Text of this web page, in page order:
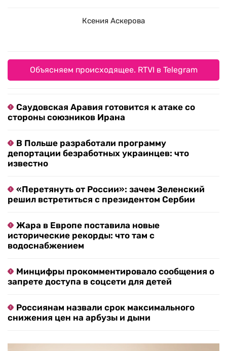
Ксения Аскерова
Объясняем происходящее. RTVI в Telegram
Саудовская Аравия готовится к атаке со
стороны союзников Ирана
В Польше разработали программу
депортации безработных украинцев: что
известно
«Перетянуть от России»: зачем Зеленский
решил встретиться с президентом Сербии
Жара в Европе поставила новые
исторические рекорды: что там с
водоснабжением
Минцифры прокомментировало сообщения о
запрете доступа в соцсети для детей
Россиянам назвали срок максимального
снижения цен на арбузы и дыни